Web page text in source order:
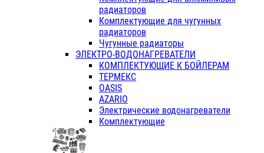
радиаторов
Комплектующие для чугунных
радиаторов
Чугунные радиаторы
ЭЛЕКТРО-ВОДОНАГРЕВАТЕЛИ
КОМПЛЕКТУЮЩИЕ К БОЙЛЕРАМ
ТЕРМЕКС
OASIS
AZARIO
Электрические водонагреватели
Комплектующие